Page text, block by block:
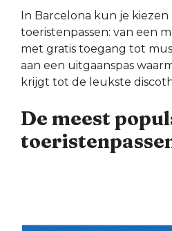
In Barcelona kun je
toeristenpassen: van een
met gratis toegang tot
aan een uitgaanspas
krijgt tot de leukste
De meest